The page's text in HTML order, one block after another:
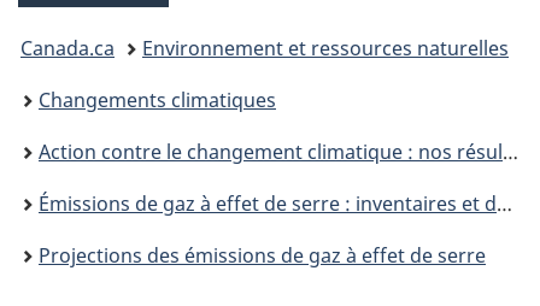
Vous
êtes
ici :
Canada.ca
Environnement et ressources naturelles
Changements climatiques
Action contre le changement climatique : nos résultats
Émissions de gaz à effet de serre : inventaires et déclaration
Projections des émissions de gaz à effet de serre